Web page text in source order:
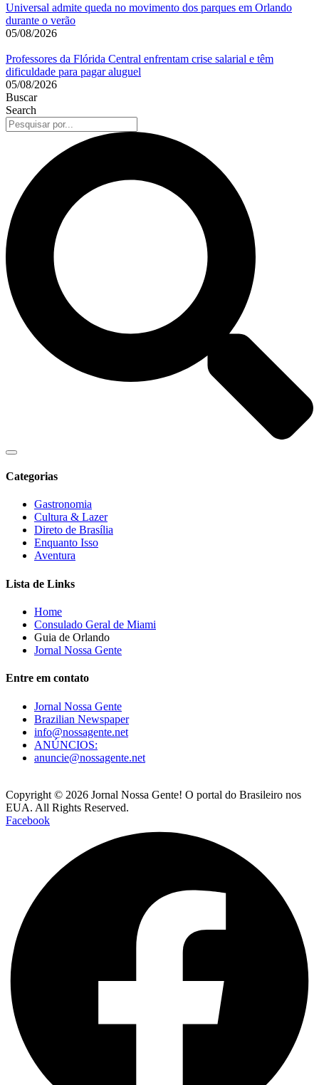
Universal admite queda no movimento dos parques em Orlando
durante o verão
05/08/2026
Professores da Flórida Central enfrentam crise salarial e têm
dificuldade para pagar aluguel
05/08/2026
Buscar
Search
Categorias
Gastronomia
Cultura & Lazer
Direto de Brasília
Enquanto Isso
Aventura
Lista de Links
Home
Consulado Geral de Miami
Guia de Orlando
Jornal Nossa Gente
Entre em contato
Jornal Nossa Gente
Brazilian Newspaper
info@nossagente.net
ANÚNCIOS:
anuncie@nossagente.net
Copyright © 2026 Jornal Nossa Gente! O portal do Brasileiro nos
EUA. All Rights Reserved.
Facebook